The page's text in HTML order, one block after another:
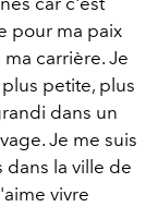
pour ma paix
carrière. Je
petite, plus
dans un
Je me suis
la ville de
vivre